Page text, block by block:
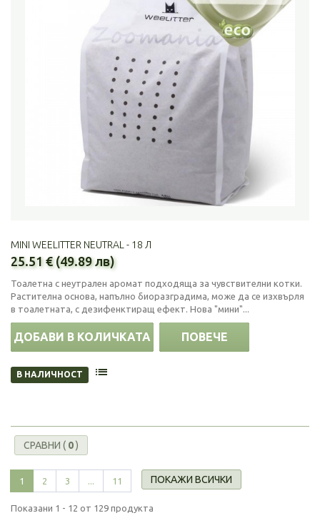
MINI WEELITTER NEUTRAL - 18 Л
25.51 € (49.89 лв)
Тоалетна с неутрален аромат подходяща за чувствителни котки.
Растителна основа, напълно биоразградима, може да се изхвърля
в тоалетната, с дезифенктиращ ефект. Нова "мини"...
ДОБАВИ В КОЛИЧКАТА ПОВЕЧЕ
В НАЛИЧНОСТ
СРАВНИ ( 0)
ПОКАЖИ ВСИЧКИ
1 2 3 ... 11
Показани 1 - 12 от 129 продукта